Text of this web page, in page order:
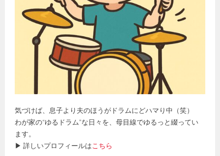
気づけば、息子より夫のほうがドラムにどハマり中（笑）
わが家の“ゆるドラム”な日々を、母目線でゆるっと綴ってい
ます。
▶ 詳しいプロフィールはこちら